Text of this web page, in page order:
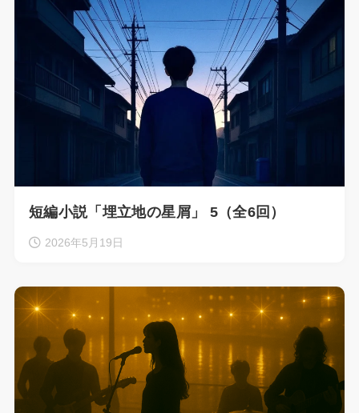
短編小説「埋立地の星屑」 5（全6回）
2026年5月19日